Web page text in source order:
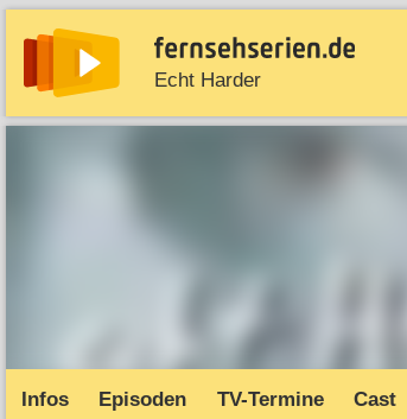
Echt Harder
News Entdecken Streaming
Infos Episoden TV-Termine Cast